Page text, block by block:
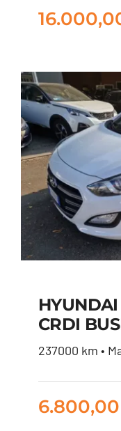
CRDI
237000 km •
6.800,00